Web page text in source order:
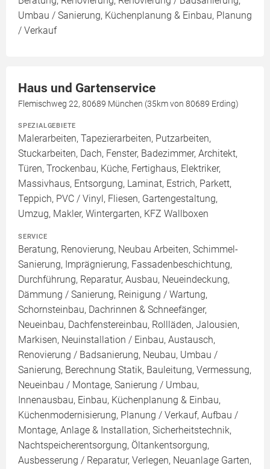
Umbau / Sanierung, Küchenplanung & Einbau, Planung
/ Verkauf
Haus und Gartenservice
Flemischweg 22, 80689 München (35km von 80689 Erding)
SPEZIALGEBIETE
Malerarbeiten, Tapezierarbeiten, Putzarbeiten,
Stuckarbeiten, Dach, Fenster, Badezimmer, Architekt,
Türen, Trockenbau, Küche, Fertighaus, Elektriker,
Massivhaus, Entsorgung, Laminat, Estrich, Parkett,
Teppich, PVC / Vinyl, Fliesen, Gartengestaltung,
Umzug, Makler, Wintergarten, KFZ Wallboxen
SERVICE
Beratung, Renovierung, Neubau Arbeiten, Schimmel-
Sanierung, Imprägnierung, Fassadenbeschichtung,
Durchführung, Reparatur, Ausbau, Neueindeckung,
Dämmung / Sanierung, Reinigung / Wartung,
Schornsteinbau, Dachrinnen & Schneefänger,
Neueinbau, Dachfenstereinbau, Rollläden, Jalousien,
Markisen, Neuinstallation / Einbau, Austausch,
Renovierung / Badsanierung, Neubau, Umbau /
Sanierung, Berechnung Statik, Bauleitung, Vermessung,
Neueinbau / Montage, Sanierung / Umbau,
Innenausbau, Einbau, Küchenplanung & Einbau,
Küchenmodernisierung, Planung / Verkauf, Aufbau /
Montage, Anlage & Installation, Sicherheitstechnik,
Nachtspeicherentsorgung, Öltankentsorgung,
Ausbesserung / Reparatur, Verlegen, Neuanlage Garten,